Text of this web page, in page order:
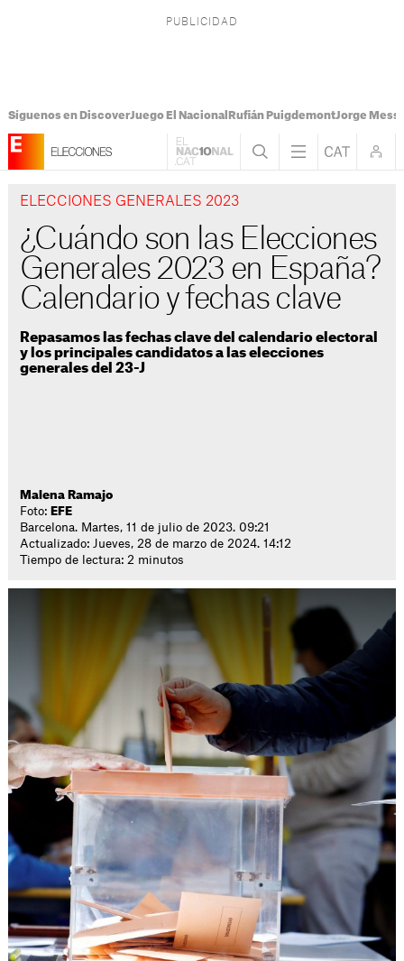
Síguenos en DiscoverJuego El Nacional Rufián PuigdemontJorge Messi
ELECCIONES GENERALES 2023
¿Cuándo son las Elecciones
Generales 2023 en España?
Calendario y fechas clave
Repasamos las fechas clave del calendario electoral
y los principales candidatos a las elecciones
generales del 23-J
Malena Ramajo
Foto: EFE
Barcelona. Martes, 11 de julio de 2023. 09:21
Actualizado: Jueves, 28 de marzo de 2024. 14:12
Tiempo de lectura: 2 minutos